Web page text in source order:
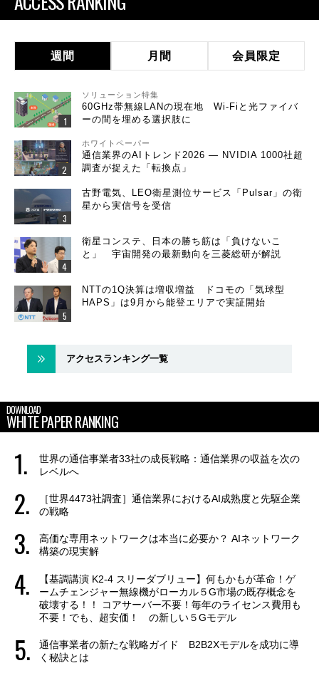
週間 月間 会員限定
ソリューション特集
60GHz帯無線LANの現在地 Wi-Fiと光ファイバ
ーの間を埋める選択肢に
ホワイトペーパー
通信業界のAIトレンド2026 ― NVIDIA 1000社超
調査が捉えた「転換点」
古野電気、LEO衛星測位サービス「Pulsar」の衛
星から実信号を受信
衛星コンステ、日本の勝ち筋は「負けないこ
と」 宇宙開発の最新動向を三菱総研が解説
NTTの1Q決算は増収増益 ドコモの「気球型
HAPS」は9月から能登エリアで実証開始
アクセスランキング一覧
DOWNLOAD
WHITE PAPER RANKING
世界の通信事業者33社の成長戦略：通信業界の収益を次の
レベルへ
［世界4473社調査］通信業界におけるAI成熟度と先駆企業
の戦略
高価な専用ネットワークは本当に必要か？ AIネットワーク
構築の現実解
【基調講演 K2-4 スリーダブリュー】何もかもが革命！ゲ
ームチェンジャー無線機がローカル５G市場の既存概念を
破壊する！！ コアサーバー不要！毎年のライセンス費用も
不要！でも、超安価！ の新しい５Gモデル
通信事業者の新たな戦略ガイド B2B2Xモデルを成功に導
く秘訣とは